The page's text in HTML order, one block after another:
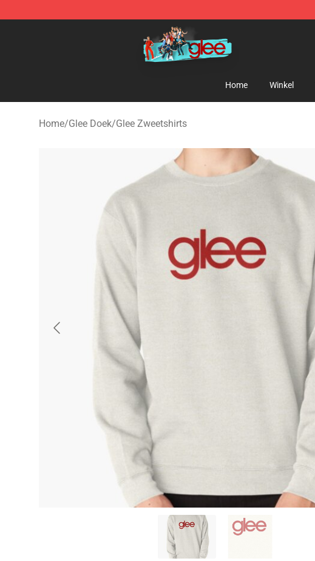
Glee Store - Official Glee Merchandise Shop
Home Winkel
Home/Glee Doek/Glee Zweetshirts